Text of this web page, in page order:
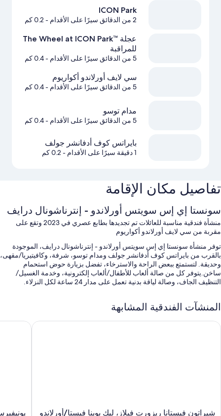
ICON Park
2 من الدقائق سيرًا على الأقدام - 0.2 كم
عجلة The Wheel at ICON Park™‎
للمراقبة
5 من الدقائق سيرًا على الأقدام - 0.4 كم
سي لايف أورلاندو أكواريوم
5 من الدقائق سيرًا على الأقدام - 0.4 كم
مدام توسو
5 من الدقائق سيرًا على الأقدام - 0.4 كم
بايراتس كوف أدفانشر جولف
1 دقيقة سيرًا على الأقدام - 0.2 كم
تفاصيل مكان الإقامة
سونستا إي إس سويتس أورلاندو - إنترناشونال درايف
منشأة فندقية مناسبة للعائلات تم تجديدها بطابع عصري في 2023 وتقع على
مقربة من سي لايف أورلاندو أكواريوم
توفر منشأة سونستا إي إس سويتس أورلاندو - إنترناشونال درايف، الموجودة
بالقرب من بايراتس كوف أدفانشر جولف ومدام توسو، شرفة، وكافيتيريا/مقهى،
وحديقة. لتستمتع ببعض الراحة والاسترخاء، تفضل بزيارة حوض استحمام
ساخن.يتوفر كل من صالة ألعاب للأطفال/ألعاب إلكترونية، وخدمة الغسيل/
التنظيف الجاف، وصالة لياقة بدنية تعمل على مدار 24 ساعة لكل النزلاء.
حمام سباحة مكشوف مع مقاعد للتشمس ومظلات على حمّام السباحة
فطور (برسوم إضافية)، وحافلة للتوصيل من وإلى مدينة الملاهي، وسرعة
سمات الغرفة
المنشآت الفندقية المشابهة
شيراتون
شيراتون فيستانا ريزورت فيلاز، ليك بوينا فيستا/أورلاندو
شيراتون فيستانا ريزورت فيلاز، ليك بوينا فيستا/أورلاندو